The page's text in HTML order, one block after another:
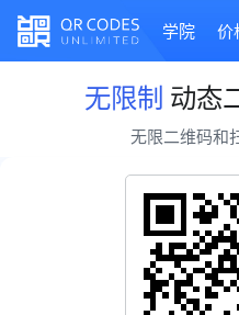
学院 价
无限制 动态
无限二维码和